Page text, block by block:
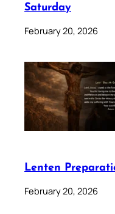
Saturday
February 20, 2026
Lenten
February 20, 2026